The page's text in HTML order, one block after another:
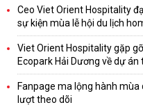
Ceo Viet Orient Hospitality
sự kiện mùa lễ hội du lịch
Viet Orient Hospitality gặp
Ecopark Hải Dương về dự
Fanpage ma lộng hành
lượt theo dõi